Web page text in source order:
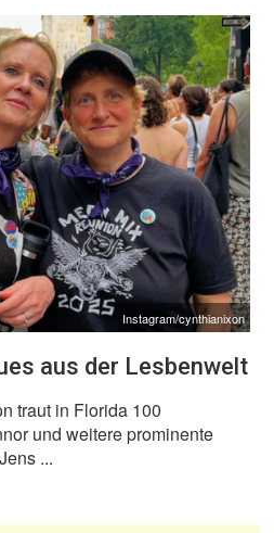
Instagram/cynthianixon
aus der Lesbenwelt
traut in Florida 100
und weitere prominente
...